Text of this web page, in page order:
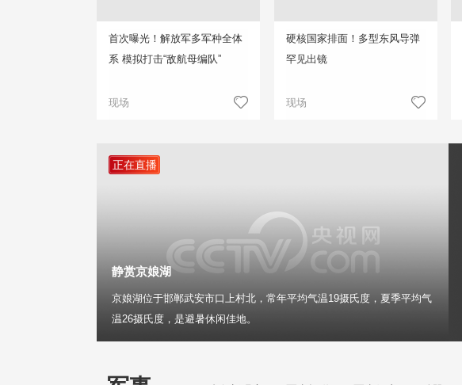
首次曝光！解放军多军种全体
系 模拟打击“敌航母编队”
现场
硬核国家排面！多型东风导弹
罕见出镜
现场
正在直播
静赏京娘湖
京娘湖位于邯郸武安市口上村北，常年平均气温19摄氏度，夏季平均气
温26摄氏度，是避暑休闲佳地。